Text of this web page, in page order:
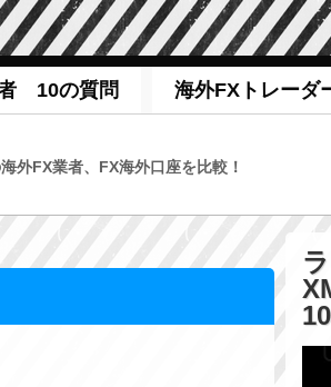
10の質問 海外FXトレーダ
外FX業者、FX海外口座を比較！